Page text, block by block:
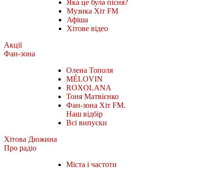
Яка це була пісня?
Музика Хіт FM
Афіша
Хітове відео
Акції
Фан-зона
Олена Тополя
MÉLOVIN
ROXOLANA
Тоня Матвієнко
Фан-зона Хіт FM.
Наш відбір
Всі випуски
Хітова Дюжина
Про радіо
Міста і частоти